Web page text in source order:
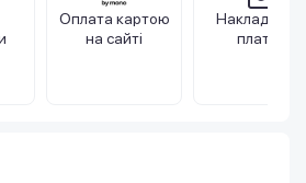
Оплата картою
на сайті
Накладений
платіж